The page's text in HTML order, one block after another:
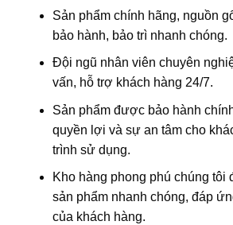
Sản phẩm chính hãng, nguồn
bảo hành, bảo trì nhanh chóng.
Đội ngũ nhân viên chuyên
vấn, hỗ trợ khách hàng 24/7.
Sản phẩm được bảo hành
quyền lợi và sự an tâm cho
trình sử dụng.
Kho hàng phong phú chúng tôi
sản phẩm nhanh chóng, đáp
của khách hàng.